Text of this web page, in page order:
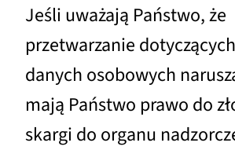
Jeśli uważają Państwo, że
przetwarzanie
danych osobowych
mają Państwo prawo do
skargi do organu